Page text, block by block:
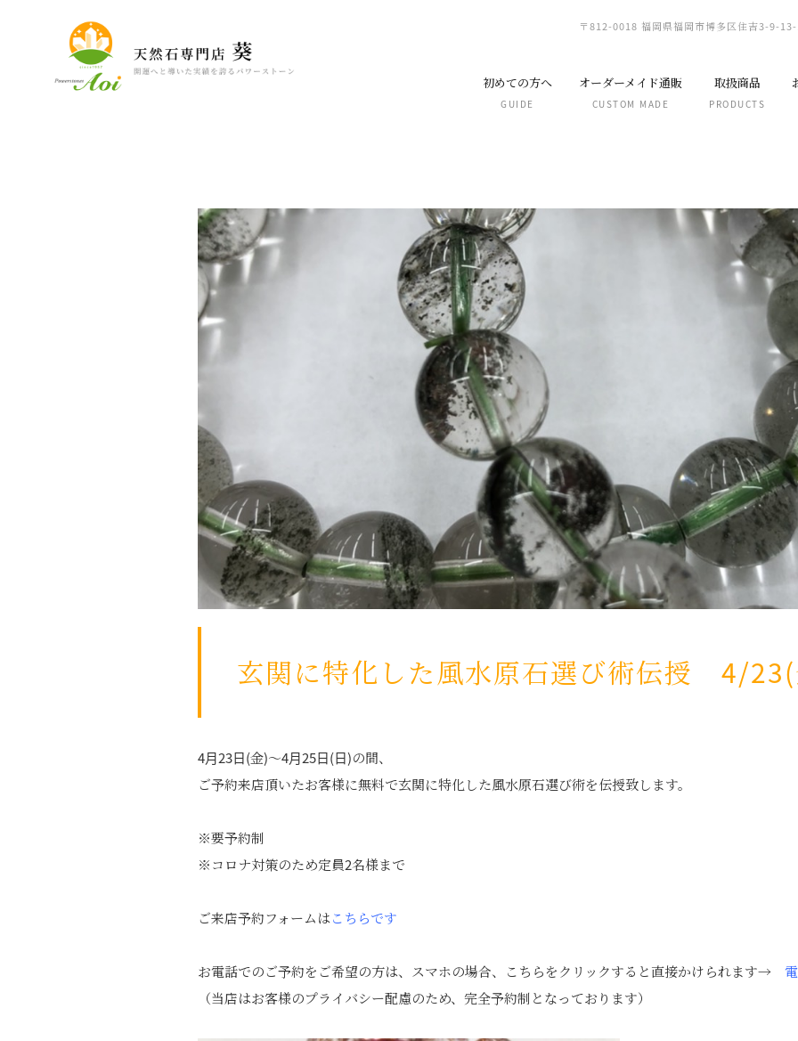
〒812-0018 福岡県福岡市博多区住吉3-9-
初めての方へ
GUIDE
オーダーメイド通販
CUSTOM MADE
取扱商品
PRODUCTS
玄関に特化した風水原石選び術伝授 4/
4月23日(金)〜4月25日(日)の間、
ご予約来店頂いたお客様に無料で玄関に特化した風水原石選び術を伝授致します。
※要予約制
※コロナ対策のため定員2名様まで
ご来店予約フォームはこちらです
お電話でのご予約をご希望の方は、スマホの場合、こちらをクリックすると直接かけられます→
（当店はお客様のプライバシー配慮のため、完全予約制となっております）